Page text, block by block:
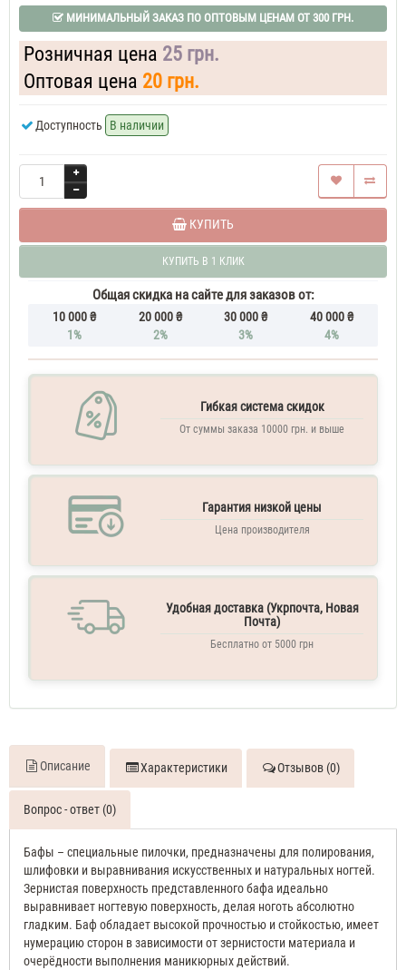
МИНИМАЛЬНЫЙ ЗАКАЗ ПО ОПТОВЫМ ЦЕНАМ ОТ 300 ГРН.
Розничная цена 25 грн.
Оптовая цена 20 грн.
Доступность В наличии
КУПИТЬ
КУПИТЬ В 1 КЛИК
Общая скидка на сайте для заказов от:
10 000 ₴
1%
20 000 ₴
2%
30 000 ₴
3%
40 000 ₴
4%
Гибкая система скидок
От суммы заказа 10000 грн. и выше
Гарантия низкой цены
Цена производителя
Удобная доставка (Укрпочта, Новая
Почта)
Бесплатно от 5000 грн
Описание Характеристики Отзывов (0)
Вопрос - ответ (0)
Бафы – специальные пилочки, предназначены для полирования,
шлифовки и выравнивания искусственных и натуральных ногтей.
Зернистая поверхность представленного бафа идеально
выравнивает ногтевую поверхность, делая ноготь абсолютно
гладким. Баф обладает высокой прочностью и стойкостью, имеет
нумерацию сторон в зависимости от зернистости материала и
очерёдности выполнения маникюрных действий.